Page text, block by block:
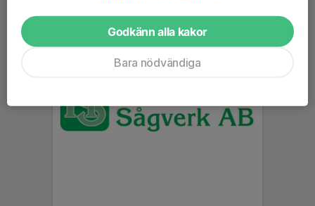
Godkänn alla kakor
Bara nödvändiga